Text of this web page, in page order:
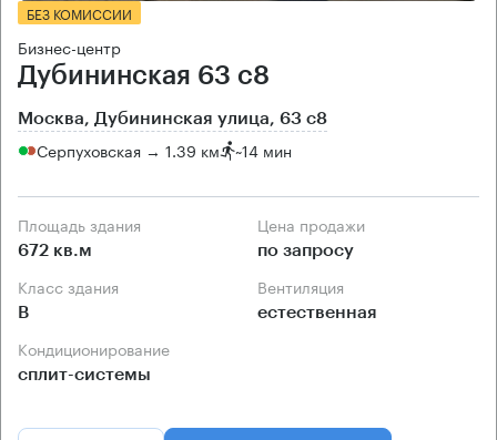
БЕЗ КОМИССИИ
Бизнес-центр
Дубининская 63 с8
Москва, Дубининская улица, 63 с8
Серпуховская → 1.39 км ~14 мин
Площадь здания
672 кв.м
Цена продажи
по запросу
Класс здания
B
Вентиляция
естественная
Кондиционирование
сплит-системы